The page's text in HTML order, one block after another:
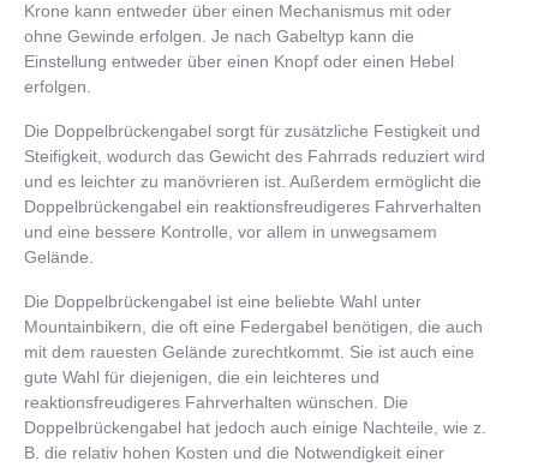
Krone kann entweder über einen Mechanismus mit oder
ohne Gewinde erfolgen. Je nach Gabeltyp kann die
Einstellung entweder über einen Knopf oder einen Hebel
erfolgen.
Die Doppelbrückengabel sorgt für zusätzliche Festigkeit und
Steifigkeit, wodurch das Gewicht des Fahrrads reduziert wird
und es leichter zu manövrieren ist. Außerdem ermöglicht die
Doppelbrückengabel ein reaktionsfreudigeres Fahrverhalten
und eine bessere Kontrolle, vor allem in unwegsamem
Gelände.
Die Doppelbrückengabel ist eine beliebte Wahl unter
Mountainbikern, die oft eine Federgabel benötigen, die auch
mit dem rauesten Gelände zurechtkommt. Sie ist auch eine
gute Wahl für diejenigen, die ein leichteres und
reaktionsfreudigeres Fahrverhalten wünschen. Die
Doppelbrückengabel hat jedoch auch einige Nachteile, wie z.
B. die relativ hohen Kosten und die Notwendigkeit einer